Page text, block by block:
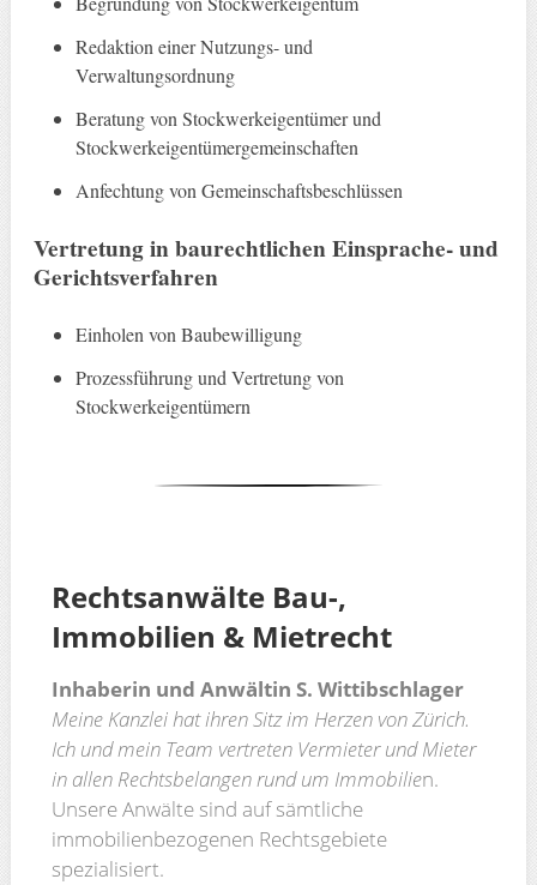
Redaktion einer Nutzungs- und
Verwaltungsordnung
Beratung von Stockwerkeigentümer und
Stockwerkeigentümergemeinschaften
Anfechtung von Gemeinschaftsbeschlüssen
Vertretung in baurechtlichen Einsprache- und
Gerichtsverfahren
Einholen von Baubewilligung
Prozessführung und Vertretung von
Stockwerkeigentümern
Rechtsanwälte Bau-,
Immobilien & Mietrecht
Inhaberin und Anwältin S. Wittibschlager
Meine Kanzlei hat ihren Sitz im Herzen von Zürich.
Ich und mein Team vertreten Vermieter und Mieter
in allen Rechtsbelangen rund um Immobilien.
Unsere Anwälte sind auf sämtliche
immobilienbezogenen Rechtsgebiete
spezialisiert.